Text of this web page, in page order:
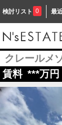
検討リスト 0 最
クレールメ
賃料 ***万円